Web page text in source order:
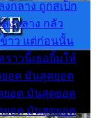
งกลาง ถูกสเป็ก
งกลาง กลัว
ข้าว แต่ก่อนนั้น
ราวนี้เธอยิ้มให้
อด มันสุดยอด
อด มันสุดยอด
อด มันสุดยอด